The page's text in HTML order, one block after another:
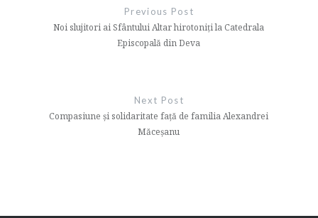
articole
Previous Post
Noi slujitori ai Sfântului Altar hirotoniți la Catedrala
Episcopală din Deva
Next Post
Compasiune și solidaritate față de familia Alexandrei
Măceșanu